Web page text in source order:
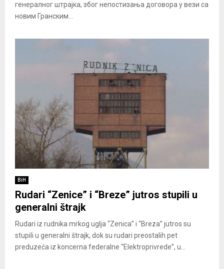
генералног штрајка, због непостизања договора у вези са
новим Гранским...
BiH
Rudari “Zenicе” i “Brezе” jutros stupili u
generalni štrajk
Rudari iz rudnika mrkog uglja “Zenica” i “Breza” jutros su
stupili u generalni štrajk, dok su rudari preostalih pet
preduzeća iz koncerna federalne “Elektroprivrede”, u...